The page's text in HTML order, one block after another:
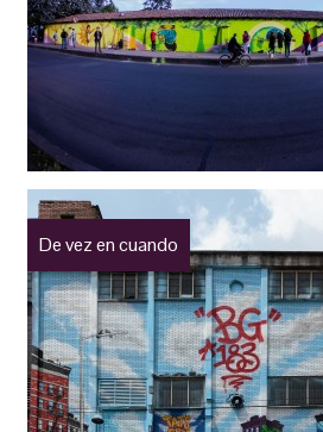
De vez en cuando